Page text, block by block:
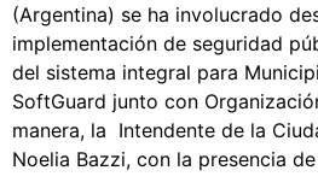
(Argentina) se ha involucrado
implementación de seguridad
del sistema integral para
SoftGuard junto con
manera, la Intendente de la
Noelia Bazzi, con la presencia